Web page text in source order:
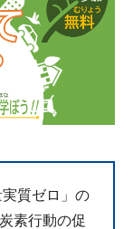
質ゼロ」の
素行動の促